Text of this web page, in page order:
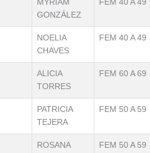
MYRIAM
GONZÁLEZ
FEM 40 A 49
NOELIA
CHAVES
FEM 40 A 49
ALICIA
TORRES
FEM 60 A 69
PATRICIA
TEJERA
FEM 50 A 59
ROSANA
FEM 50 A 59